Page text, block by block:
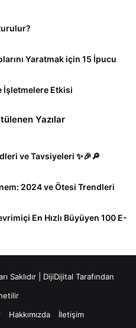
Yaratmak için 15 İpucu
İşletmelere Etkisi
Yazılar
ve Tavsiyeleri ✨🎉🔎
2024 ve Ötesi Trendleri
En Hızlı Büyüyen 100 E-
Saklıdır | DijiDijital Tarafından
Hakkımızda İletişim